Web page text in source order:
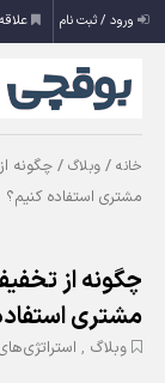
ورود / ثبت نام
خانه /وبلاگ / چگونه
مشتری استفاده کنیم؟
چگونه از
مشتری
وبلاگ ,